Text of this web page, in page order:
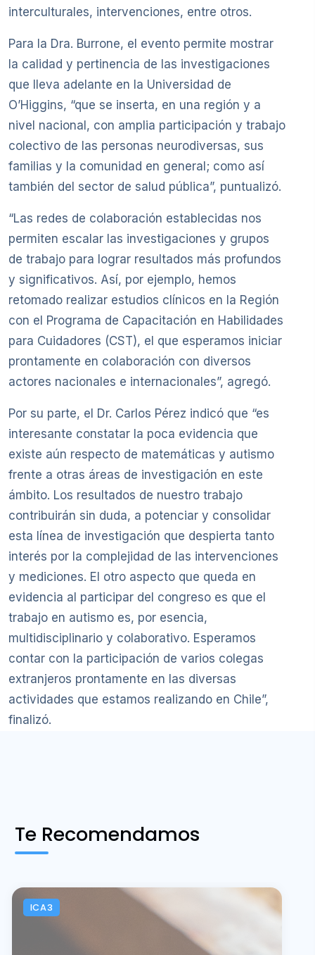
interculturales, intervenciones, entre otros.
Para la Dra. Burrone, el evento permite mostrar
la calidad y pertinencia de las investigaciones
que lleva adelante en la Universidad de
O’Higgins, “que se inserta, en una región y a
nivel nacional, con amplia participación y trabajo
colectivo de las personas neurodiversas, sus
familias y la comunidad en general; como así
también del sector de salud pública”, puntualizó.
“Las redes de colaboración establecidas nos
permiten escalar las investigaciones y grupos
de trabajo para lograr resultados más profundos
y significativos. Así, por ejemplo, hemos
retomado realizar estudios clínicos en la Región
con el Programa de Capacitación en Habilidades
para Cuidadores (CST), el que esperamos iniciar
prontamente en colaboración con diversos
actores nacionales e internacionales”, agregó.
Por su parte, el Dr. Carlos Pérez indicó que “es
interesante constatar la poca evidencia que
existe aún respecto de matemáticas y autismo
frente a otras áreas de investigación en este
ámbito. Los resultados de nuestro trabajo
contribuirán sin duda, a potenciar y consolidar
esta línea de investigación que despierta tanto
interés por la complejidad de las intervenciones
y mediciones. El otro aspecto que queda en
evidencia al participar del congreso es que el
trabajo en autismo es, por esencia,
multidisciplinario y colaborativo. Esperamos
contar con la participación de varios colegas
extranjeros prontamente en las diversas
actividades que estamos realizando en Chile”,
finalizó.
Te Recomendamos
ICA3